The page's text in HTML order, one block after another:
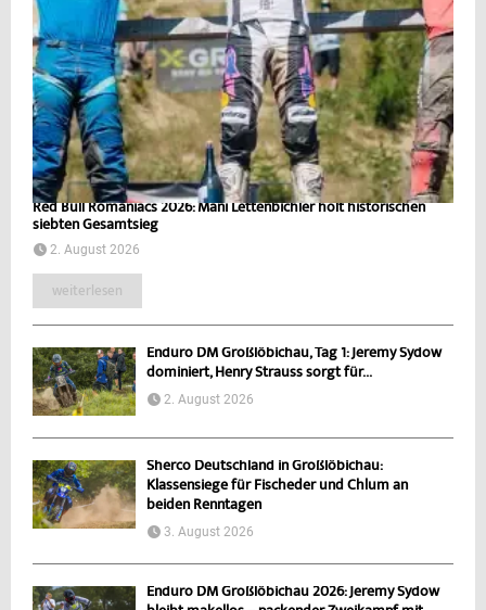
Red Bull Romaniacs 2026: Mani Lettenbichler holt historischen
siebten Gesamtsieg
2. August 2026
weiterlesen
Enduro DM Großlöbichau, Tag 1: Jeremy Sydow
dominiert, Henry Strauss sorgt für...
2. August 2026
Sherco Deutschland in Großlöbichau:
Klassensiege für Fischeder und Chlum an
beiden Renntagen
3. August 2026
Enduro DM Großlöbichau 2026: Jeremy Sydow